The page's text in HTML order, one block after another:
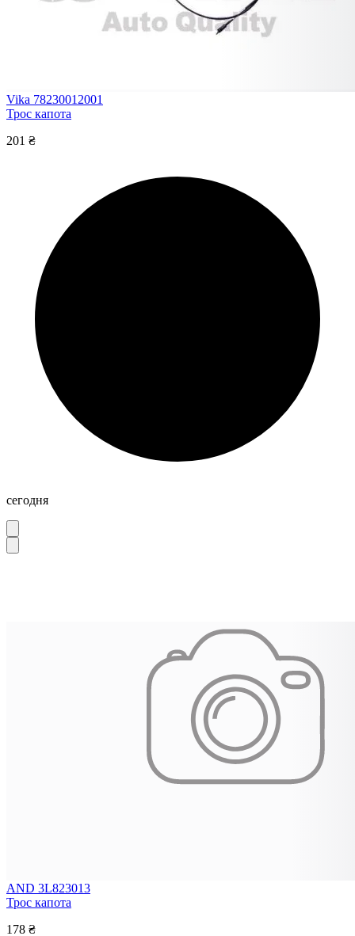
Vika 78230012001
Трос капота
201 ₴
сегодня
AND 3L823013
Трос капота
178 ₴